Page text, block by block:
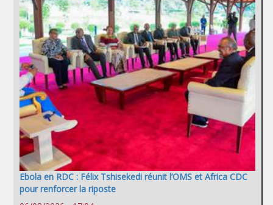
Ebola en RDC : Félix Tshisekedi réunit l’OMS et Africa CDC
pour renforcer la riposte